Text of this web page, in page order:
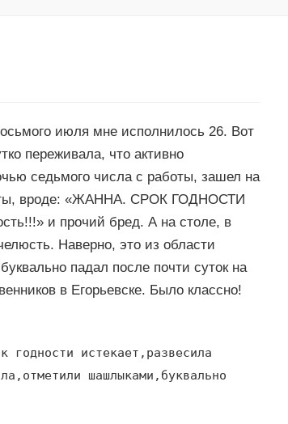
июля мне исполнилось 26. Вот
переживала, что активно
седьмого числа с работы, зашел на
вроде: «ЖАННА. СРОК ГОДНОСТИ
и прочий бред. А на столе, в
Наверно, это из области
падал после почти суток на
в Егорьевске. Было классно!
годности истекает,развесила
шашлыками,буквально